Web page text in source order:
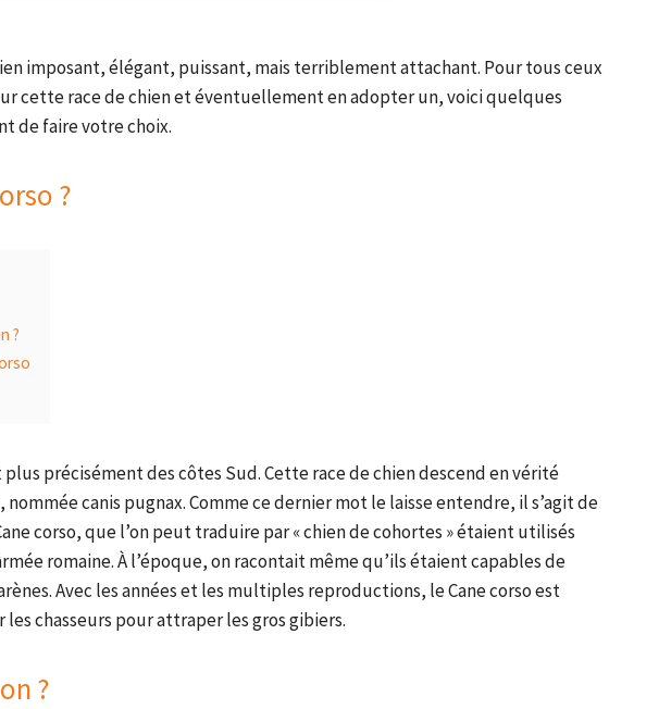
imposant, élégant, puissant, mais terriblement attachant. Pour tous ceux
cette race de chien et éventuellement en adopter un, voici quelques
de faire votre choix.
?
?
plus précisément des côtes Sud. Cette race de chien descend en vérité
canis pugnax. Comme ce dernier mot le laisse entendre, il s’agit de
corso, que l’on peut traduire par « chien de cohortes » étaient utilisés
romaine. À l’époque, on racontait même qu’ils étaient capables de
Avec les années et les multiples reproductions, le Cane corso est
chasseurs pour attraper les gros gibiers.
?